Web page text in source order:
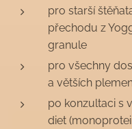
pro starší
přechodu z
granule
pro všechny
a větších
po konzultaci s
diet